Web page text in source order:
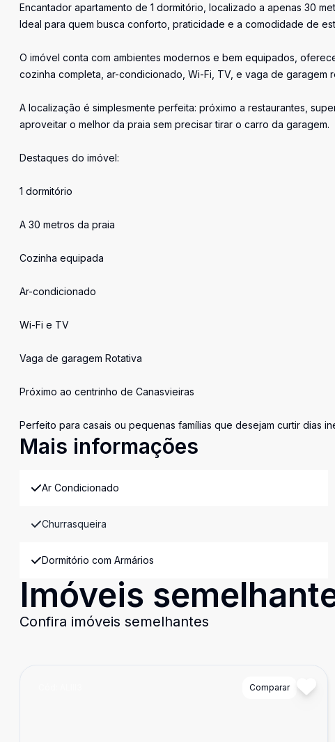
Encantador apartamento de 1 dormitório, localizado a apenas 30
Ideal para quem busca conforto, praticidade e a comodidade de
O imóvel conta com ambientes modernos e bem equipados,
cozinha completa, ar-condicionado, Wi-Fi, TV, e vaga de garagem
A localização é simplesmente perfeita: próximo a restaurantes,
aproveitar o melhor da praia sem precisar tirar o carro da garagem.
Destaques do imóvel:
1 dormitório
A 30 metros da praia
Cozinha equipada
Ar-condicionado
Wi-Fi e TV
Vaga de garagem Rotativa
Próximo ao centrinho de Canasvieiras
Perfeito para casais ou pequenas famílias que desejam curtir dias
Mais informações
Ar Condicionado
Churrasqueira
Dormitório com Armários
Imóveis
Confira imóveis semelhantes
Comparar